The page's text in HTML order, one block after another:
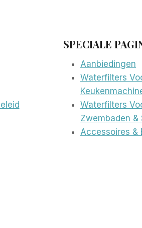
SPECIALE
Aanbiedingen
Waterfilters
Waterfilters
Zwembaden &
Accessoires &